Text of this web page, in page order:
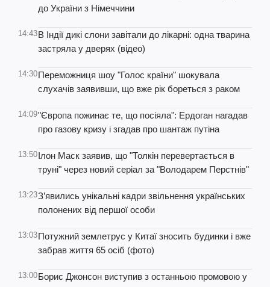
до України з Німеччини
14:43В Індії дикі слони завітали до лікарні: одна тварина
застряла у дверях (відео)
14:30Переможниця шоу "Голос країни" шокувала
слухачів заявивши, що вже рік бореться з раком
14:09"Європа пожинає те, що посіяла": Ердоган нагадав
про газову кризу і згадав про шантаж путіна
13:50Ілон Маск заявив, що "Толкін перевертається в
труні" через новий серіал за "Володарем Перстнів"
13:23З’явились унікальні кадри звільнення українських
полонених від першої особи
13:03Потужний землетрус у Китаї зносить будинки і вже
забрав життя 65 осіб (фото)
13:00Борис Джонсон виступив з останньою промовою у